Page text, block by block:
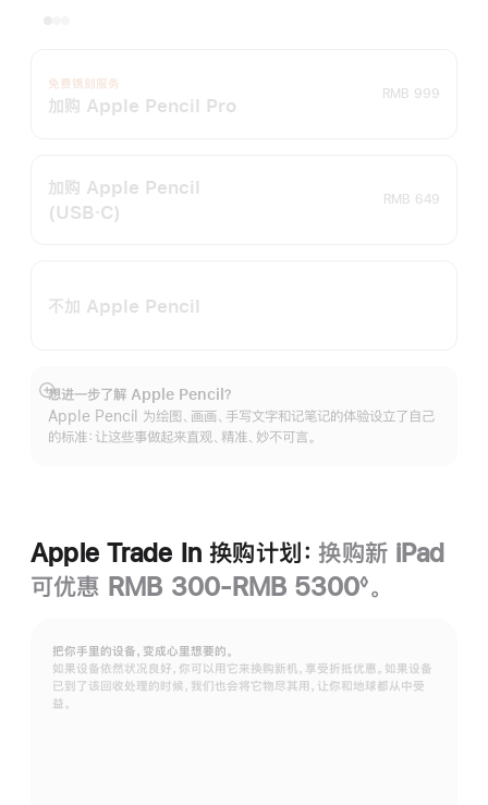
免费镌刻服务
加购 Apple Pencil Pro
RMB 999
加购 Apple Pencil
(USB‑C)
RMB 649
不加 Apple Pencil
想进一步了解 Apple Pencil？
Apple Pencil 为绘图、画画、手写文字和记笔记的体验设立了自己
的标准：让这些事做起来直观、精准、妙不可言。
展
开
Apple Trade In 换购计划： 换购新 iPad
可优惠 RMB 300-RMB 5300◊ 。
把你手里的设备，变成心里想要的。
如果设备依然状况良好，你可以用它来换购新机，享受折抵优惠。如果设备
已到了该回收处理的时候，我们也会将它物尽其用，让你和地球都从中受
益。